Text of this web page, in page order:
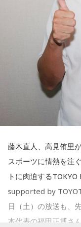
藤木：ブラジル戦で
ターセプトからのゴ
は日本がボールを持
ってからブラジルが
込まれてしまった。
かったと考えると、
を示す人、ブレーン
うのですが……。
福田：そういう見方
いいと思うのですが
出しジャンケンだ」
いうと、自分たちが
対してまた変えてい
（戦術を）言い続け
藤木直人、高見侑里
スポーツに情熱を注
トに肉迫する
supported by
日（土）の放送も、
本代表の福田正博さ